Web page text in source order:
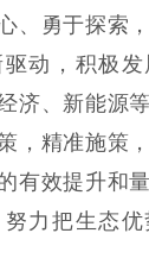
、勇于探索
动，积极
济、新能源
，精准施策
有效提升和
力把生态